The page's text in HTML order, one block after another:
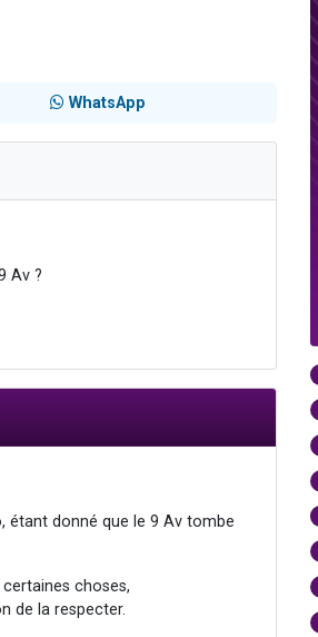
WhatsApp
Av ?
étant donné que le 9 Av tombe
choses,
de la respecter.